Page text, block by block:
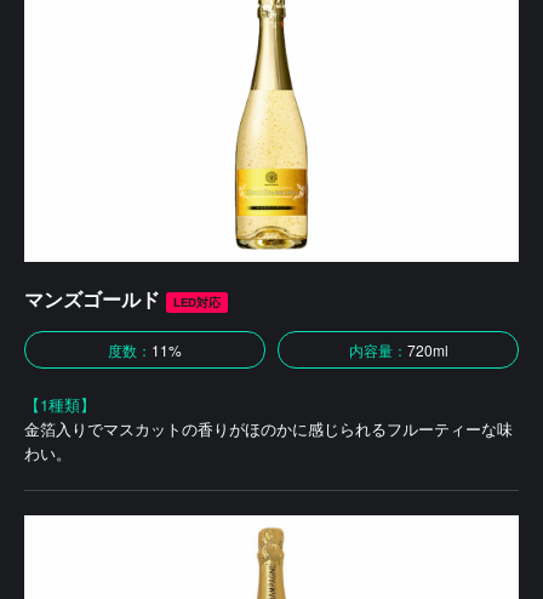
マンズゴールド LED対応
度数： 11% 内容量： 720ml
【1種類】
金箔入りでマスカットの香りがほのかに感じられるフルーティーな味
わい。